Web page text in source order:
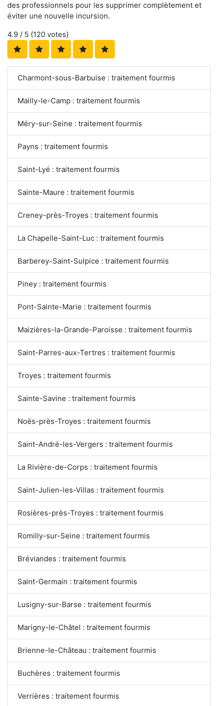
des professionnels pour les supprimer complètement et
éviter une nouvelle incursion.
4.9 / 5 (120 votes)
Charmont-sous-Barbuise : traitement fourmis
Mailly-le-Camp : traitement fourmis
Méry-sur-Seine : traitement fourmis
Payns : traitement fourmis
Saint-Lyé : traitement fourmis
Sainte-Maure : traitement fourmis
Creney-près-Troyes : traitement fourmis
La Chapelle-Saint-Luc : traitement fourmis
Barberey-Saint-Sulpice : traitement fourmis
Piney : traitement fourmis
Pont-Sainte-Marie : traitement fourmis
Maizières-la-Grande-Paroisse : traitement fourmis
Saint-Parres-aux-Tertres : traitement fourmis
Troyes : traitement fourmis
Sainte-Savine : traitement fourmis
Noës-près-Troyes : traitement fourmis
Saint-André-les-Vergers : traitement fourmis
La Rivière-de-Corps : traitement fourmis
Saint-Julien-les-Villas : traitement fourmis
Rosières-près-Troyes : traitement fourmis
Romilly-sur-Seine : traitement fourmis
Bréviandes : traitement fourmis
Saint-Germain : traitement fourmis
Lusigny-sur-Barse : traitement fourmis
Marigny-le-Châtel : traitement fourmis
Brienne-le-Château : traitement fourmis
Buchères : traitement fourmis
Verrières : traitement fourmis